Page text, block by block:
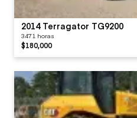
2014 Terragator TG9200
3471 horas
$180,000